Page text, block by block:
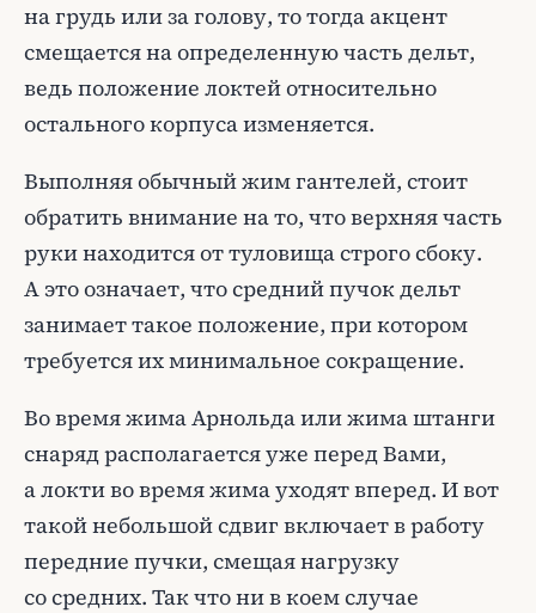
на грудь или за голову, то тогда акцент
смещается на определенную часть дельт,
ведь положение локтей относительно
остального корпуса изменяется.
Выполняя обычный жим гантелей, стоит
обратить внимание на то, что верхняя часть
руки находится от туловища строго сбоку.
А это означает, что средний пучок дельт
занимает такое положение, при котором
требуется их минимальное сокращение.
Во время жима Арнольда или жима штанги
снаряд располагается уже перед Вами,
а локти во время жима уходят вперед. И вот
такой небольшой сдвиг включает в работу
передние пучки, смещая нагрузку
со средних. Так что ни в коем случае